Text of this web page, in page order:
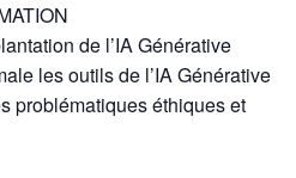
de l’IA Générative
les outils de l’IA Générative
problématiques éthiques et